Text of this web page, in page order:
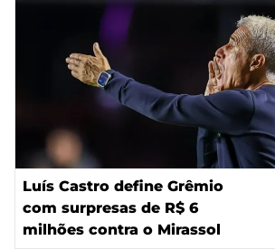
Luís Castro define Grêmio
com surpresas de R$ 6
milhões contra o Mirassol